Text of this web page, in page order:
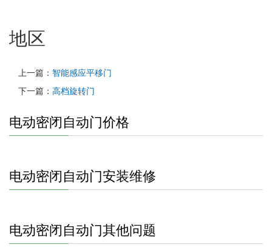
地区
上一篇： 智能感应平移门
下一篇： 高档旋转门
电动密闭自动门价格
电动密闭自动门安装维修
电动密闭自动门其他问题